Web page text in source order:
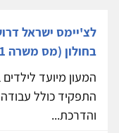
לצ'יימס ישראל
בחולון (מס משרה 641)
התפקיד כולל עבודה
והדרכת...